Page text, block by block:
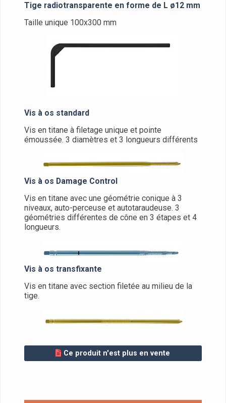
Tige radiotransparente en forme de L ø12 mm
Taille unique 100x300 mm
Vis à os standard
Vis en titane à filetage unique et pointe
émoussée. 3 diamètres et 3 longueurs différents
Vis à os Damage Control
Vis en titane avec une géométrie conique à 3
niveaux, auto-perceuse et autotaraudeuse. 3
géométries différentes de cône en 3 étapes et 4
longueurs.
Vis à os transfixante
Vis en titane avec section filetée au milieu de la
tige.
Ce produit n'est plus en vente